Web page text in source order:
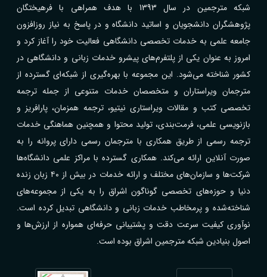
شبکه مترجمین در سال 1393 با هدف همراهی با فرهیختگان
پژوهشگران دانشجویان و اساتید دانشگاه و در پاسخ به نیاز روزافزون
جامعه علمی به خدمات تخصصی دانشگاهی فعالیت خود را آغاز کرد و
امروز به عنوان یکی از پلتفرم‌های پیشرو خدمات زبانی و دانشگاهی در
کشور شناخته می‌شود. این مجموعه با بهره‌گیری از شبکه‌ای گسترده از
مترجمان ویراستاران و متخصصان خدمات متنوعی از جمله ترجمه
تخصصی کتب و مقالات ویراستاری نیتیو، ترجمه همزمان، پارافریز و
بازنویسی علمی، فرمت‌بندی، تولید محتوا و همچنین هماهنگی خدمات
ترجمه رسمی از طریق همکاری با مترجمان رسمی دارای پروانه را به
صورت آنلاین ارائه می‌کند. همکاری گسترده با مراکز علمی دانشگاه‌ها
شرکت‌ها و سازمان‌های مختلف و ارائه خدمات در بیش از ۴۰ زبان زنده
دنیا و حوزه‌های تخصصی گوناگون اشراق را به یکی از مجموعه‌های
شناخته‌شده و پرمخاطب خدمات زبانی و دانشگاهی تبدیل کرده است.
نوآوری کیفیت سرعت دقت و پشتیبانی حرفه‌ای همواره از ارزش‌ها و
اصول بنیادین شبکه مترجمین اشراق بوده است.